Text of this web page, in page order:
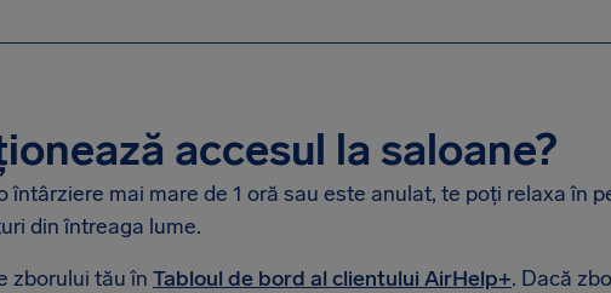
accesul la saloane?
întârziere mai mare de 1 oră sau este anulat, te poți relaxa în
din întreaga lume.
zborului tău în Tabloul de bord al clientului AirHelp+. Dacă